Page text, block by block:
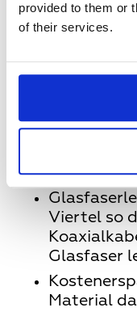
provided to them or
of their services.
Über nur
können
via
Vorteile
Viertel so
Glasfaser
Material